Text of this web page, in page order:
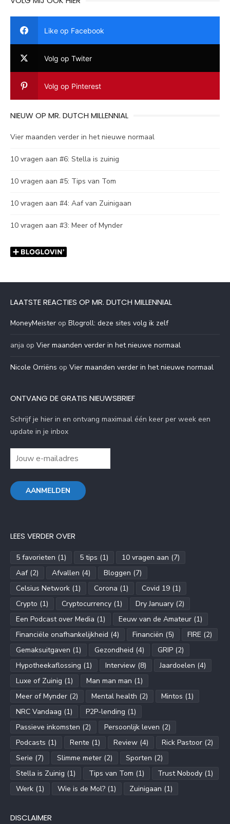
Like op Facebook
Volg op Twiter
Volg op Pinterest
NIEUW OP MR. DUTCH MILLENNIAL
Vier maanden verder in het nieuwe normaal
10 vragen aan #6: Stella is zuinig
10 vragen aan #5: Tips van Tom
10 vragen aan #4: Aaf van Zuinigaan
10 vragen aan #3: Meer of Mynder
LAATSTE REACTIES OP MR. DUTCH MILLENNIAL
MoneyMeister op Blogroll: deze sites volg ik zelf
anja op Vier maanden verder in het nieuwe normaal
Nicole Orriëns op Vier maanden verder in het nieuwe normaal
ONTVANG DE GRATIS NIEUWSBRIEF
Schrijf je hier in en ontvang maximaal één keer per week een
update in je inbox
LEES VERDER OVER
5 favorieten (1) 5 tips (1) 10 vragen aan (7)
Aaf(2) Afvallen (4) Bloggen (7)
Celsius Network (1) Corona (1) Covid 19 (1)
Crypto (1) Cryptocurrency (1) Dry January (2)
Een Podcast over Media (1) Eeuw van de Amateur (1)
Financiële onafhankelijkheid (4) Financiën (5) FIRE (2)
Gemaksuitgaven (1) Gezondheid (4) GRIP (2)
Hypotheekaflossing (1) Interview (8) Jaardoelen (4)
Luxe of Zuinig (1) Man man man (1)
Meer of Mynder (2) Mental health (2) Mintos (1)
NRC Vandaag (1) P2P-lending (1)
Passieve inkomsten (2) Persoonlijk leven (2)
Podcasts (1) Rente (1) Review (4) Rick Pastoor (2)
Serie (7) Slimme meter (2) Sporten (2)
Stella is Zuinig (1) Tips van Tom (1) Trust Nobody (1)
Werk (1) Wie is de Mol? (1) Zuinigaan (1)
DISCLAIMER